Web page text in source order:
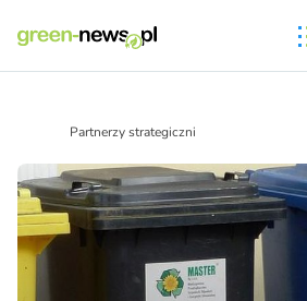
Partnerzy strategiczni